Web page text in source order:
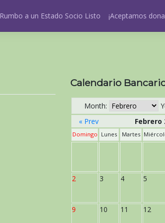
Rumbo a un Estado Socio Listo ¡Aceptamos
Calendario
Month:
« Prev
Febrero
Domingo Lunes Martes
2 3 4 5
9 10 11 12